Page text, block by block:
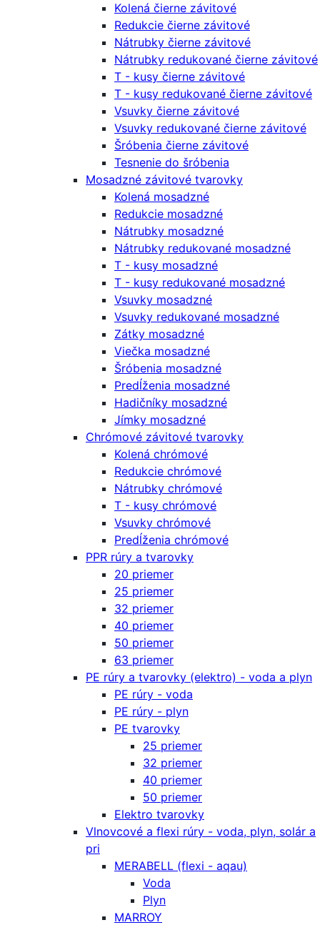
Kolená čierne závitové
Redukcie čierne závitové
Nátrubky čierne závitové
Nátrubky redukované čierne závitové
T - kusy čierne závitové
T - kusy redukované čierne závitové
Vsuvky čierne závitové
Vsuvky redukované čierne závitové
Šróbenia čierne závitové
Tesnenie do šróbenia
Mosadzné závitové tvarovky
Kolená mosadzné
Redukcie mosadzné
Nátrubky mosadzné
Nátrubky redukované mosadzné
T - kusy mosadzné
T - kusy redukované mosadzné
Vsuvky mosadzné
Vsuvky redukované mosadzné
Zátky mosadzné
Viečka mosadzné
Šróbenia mosadzné
Predĺženia mosadzné
Hadičníky mosadzné
Jímky mosadzné
Chrómové závitové tvarovky
Kolená chrómové
Redukcie chrómové
Nátrubky chrómové
T - kusy chrómové
Vsuvky chrómové
Predĺženia chrómové
PPR rúry a tvarovky
20 priemer
25 priemer
32 priemer
40 priemer
50 priemer
63 priemer
PE rúry a tvarovky (elektro) - voda a plyn
PE rúry - voda
PE rúry - plyn
PE tvarovky
25 priemer
32 priemer
40 priemer
50 priemer
Elektro tvarovky
Vlnovcové a flexi rúry - voda, plyn, solár a
pri
MERABELL (flexi - aqau)
Voda
Plyn
MARROY